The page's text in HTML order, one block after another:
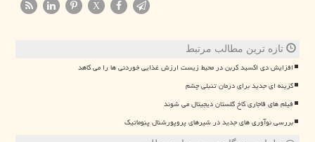
X
تازه ترین مطالب مرتبط
افزایش دی اکسید کربن در محیط زیست ارزش غذایی خوردنی ها را می کاهد
گزینه ای جدید برای درمان تنبلی چشم
فیلم های قاجاری کاخ گلستان دیجیتال می شوند
بررسی نوآوری های جدید در شیرهای پروپورشنال پنوماتیک